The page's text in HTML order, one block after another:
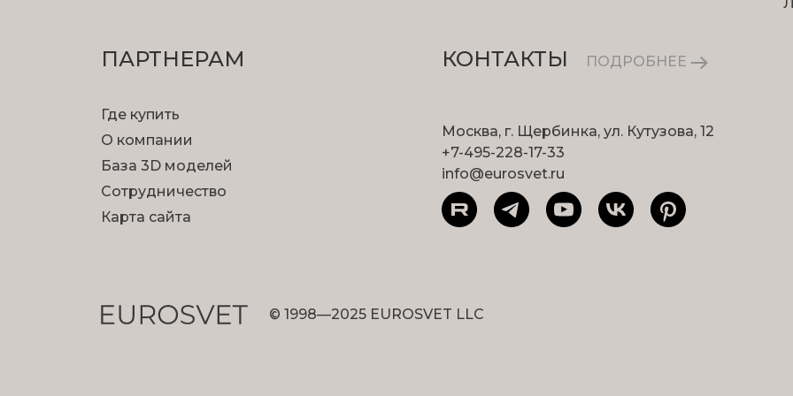
ПАРТНЕРАМ
Где купить
О компании
База 3D моделей
Сотрудничество
Карта сайта
КОНТАКТЫ ПОДРОБНЕЕ
Москва, г. Щербинка, ул. Кутузова, 12
+7-495-228-17-33
info@eurosvet.ru
© 1998—2025 EUROSVET LLC